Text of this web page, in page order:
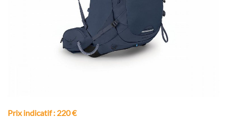
Prix indicatif: 220 €